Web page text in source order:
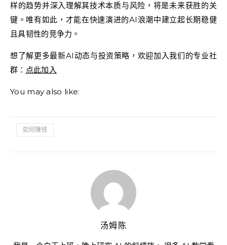
样的趋势并深入理解其技术本质与风险，将是未来获胜的关
键。唯有如此，才能在快速演进的AI浪潮中建立起长期稳健
且具韧性的竞争力。
想了解更多最新AI动态与投资策略，欢迎加入我们的专业社
群： 点此加入
You may also like:
如何赚钱
汤姆陈